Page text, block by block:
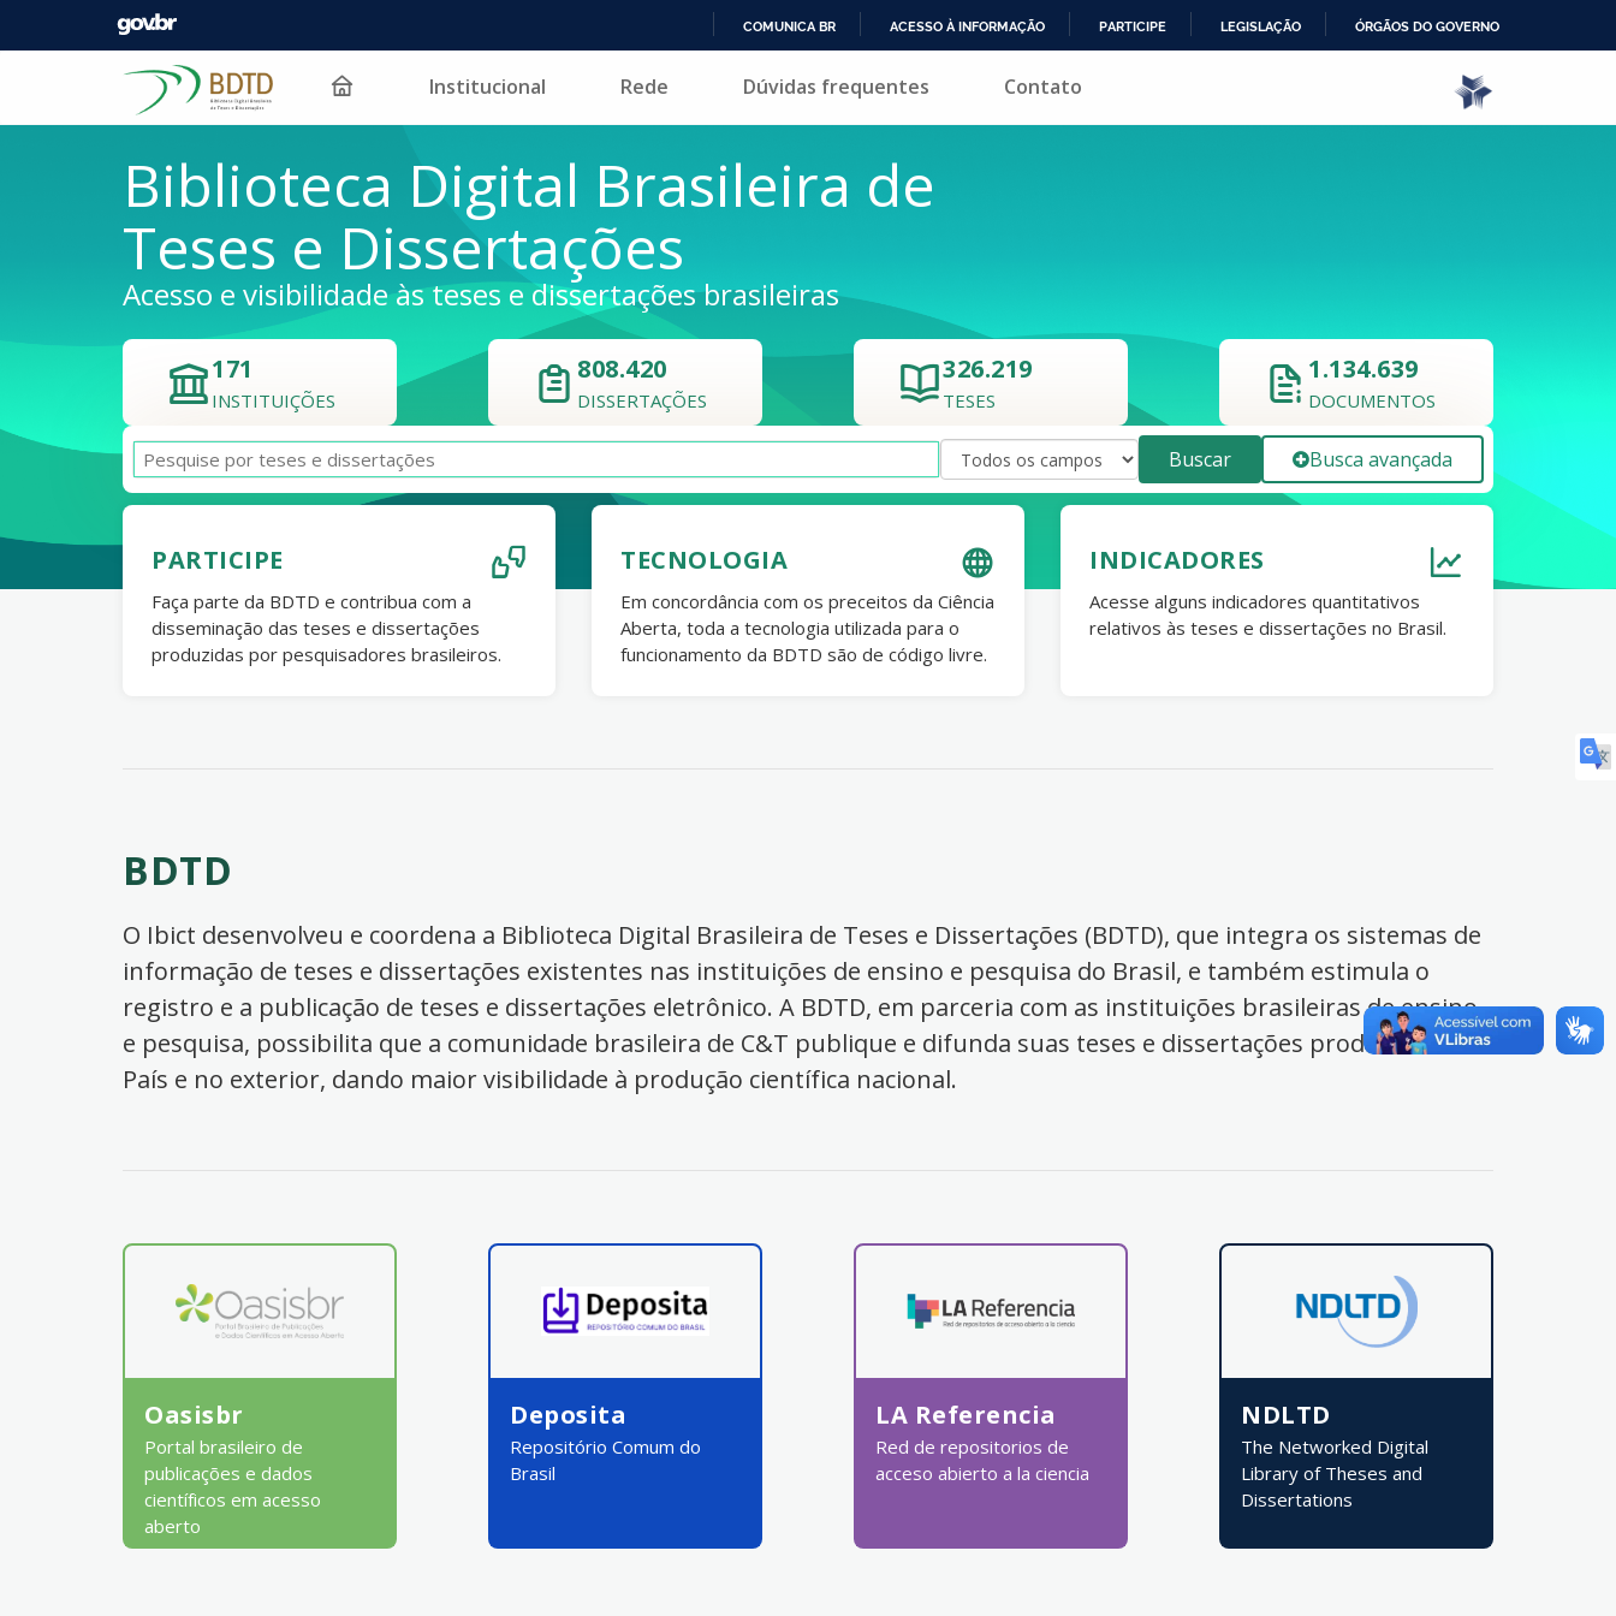
PARA
COMUNICA BR ACESSO À INFORMAÇÃO PARTICIPE LEGISLAÇÃO ÓRGÃOS DO GOVERNO
Pular para o conteúdo Institucional Rede Dúvidas frequentes Contato
Biblioteca Digital Brasileira de
Teses e Dissertações
Acesso e visibilidade às teses e dissertações brasileiras
171
INSTITUIÇÕES
808.420
DISSERTAÇÕES
326.219
TESES
1.134.639
DOCUMENTOS
Buscar Busca avançada
PARTICIPE
Faça parte da BDTD e contribua com a
disseminação das teses e dissertações
produzidas por pesquisadores brasileiros.
TECNOLOGIA
Em concordância com os preceitos da Ciência
Aberta, toda a tecnologia utilizada para o
funcionamento da BDTD são de código livre.
INDICADORES
Acesse alguns indicadores quantitativos
relativos às teses e dissertações no Brasil.
BDTD
O Ibict desenvolveu e coordena a Biblioteca Digital Brasileira de Teses e Dissertações (BDTD), que integra os sistemas de
informação de teses e dissertações existentes nas instituições de ensino e pesquisa do Brasil, e também estimula o
registro e a publicação de teses e dissertações eletrônico. A BDTD, em parceria com as instituições brasileiras de ensino
e pesquisa, possibilita que a comunidade brasileira de C&T publique e difunda suas teses e dissertações produzidas no
País e no exterior, dando maior visibilidade à produção científica nacional.
Oasisbr
Portal brasileiro de
publicações e dados
científicos em acesso
aberto
Deposita
Repositório Comum do
Brasil
LA Referencia
Red de repositorios de
acceso abierto a la ciencia
NDLTD
The Networked Digital
Library of Theses and
Dissertations